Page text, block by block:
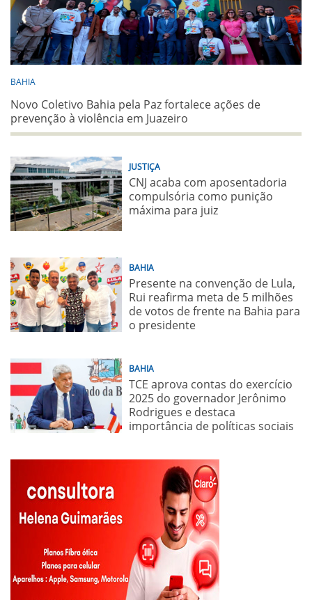
BAHIA
Novo Coletivo Bahia pela Paz fortalece ações de
prevenção à violência em Juazeiro
JUSTIÇA
CNJ acaba com aposentadoria
compulsória como punição
máxima para juiz
BAHIA
Presente na convenção de Lula,
Rui reafirma meta de 5 milhões
de votos de frente na Bahia para
o presidente
BAHIA
TCE aprova contas do exercício
2025 do governador Jerônimo
Rodrigues e destaca
importância de políticas sociais